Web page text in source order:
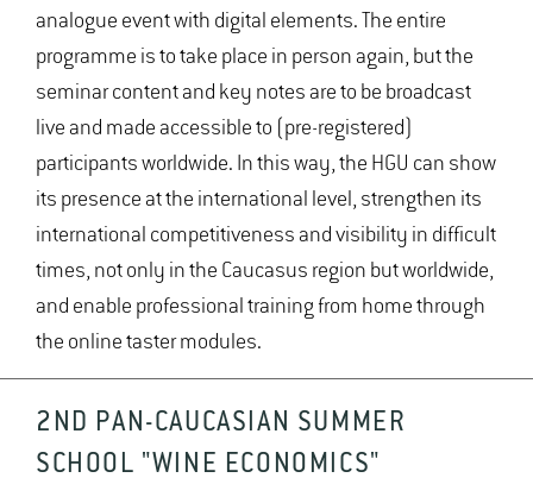
analogue event with digital elements. The entire
programme is to take place in person again, but the
seminar content and key notes are to be broadcast
live and made accessible to (pre-registered)
participants worldwide. In this way, the HGU can show
its presence at the international level, strengthen its
international competitiveness and visibility in difficult
times, not only in the Caucasus region but worldwide,
and enable professional training from home through
the online taster modules.
2ND PAN-CAUCASIAN SUMMER
SCHOOL "WINE ECONOMICS"